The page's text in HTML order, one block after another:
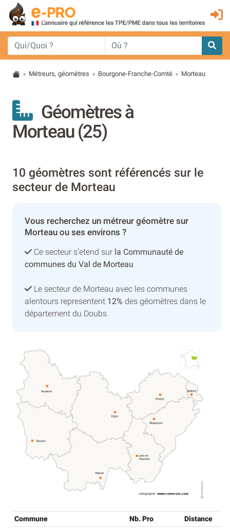
> Métreurs, géomètres > Bourgone-Franche-Comté > Morteau
Géomètres à
Morteau (25)
10 géomètres sont référencés sur le
secteur de Morteau
Vous recherchez un métreur géomètre sur
Morteau ou ses environs ?
Ce secteur s’etend sur la Communauté de
communes du Val de Morteau
Le secteur de Morteau avec les communes
alentours representent 12% des géomètres dans le
département du Doubs.
Commune Nb. Pro
Distance